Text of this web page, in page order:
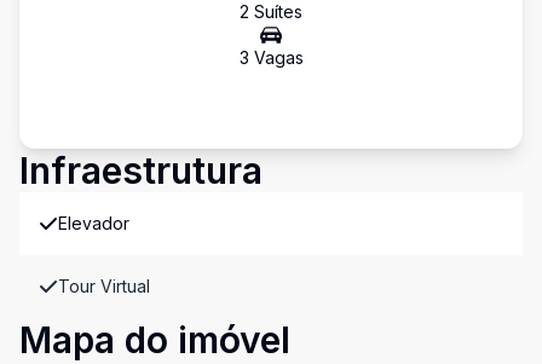
2 Suítes
3 Vagas
Infraestrutura
Elevador
Tour Virtual
Mapa do imóvel